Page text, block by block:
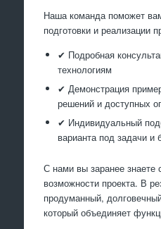
Наша команда поможет
подготовки и реализации
✔ Подробная
технологиям
✔ Демонстрация
решений и доступных
✔ Индивидуальный
варианта под задачи и
С нами вы заранее знаете
возможности проекта. В
продуманный,
который объединяет